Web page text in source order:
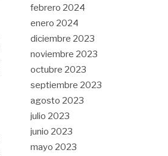
febrero 2024
enero 2024
diciembre 2023
noviembre 2023
octubre 2023
septiembre 2023
agosto 2023
julio 2023
junio 2023
mayo 2023